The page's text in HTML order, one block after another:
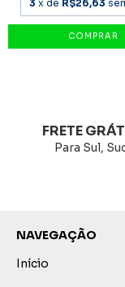
3 x de R$26,63
FRETE
Para Sul,
NAVEGAÇÃO
Início